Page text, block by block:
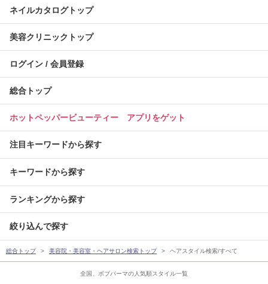
全国、ボブパーマの人気順スタイル一覧
ネイルカタログトップ
美容クリニックトップ
ログイン / 会員登録
総合トップ
ホットペッパービューティー アプリをゲット
注目キーワードから探す
キーワードから探す
ランキングから探す
絞り込んで探す
総合トップ 美容院・美容室・ヘアサロン検索トップ ヘアスタイル検索/すべて